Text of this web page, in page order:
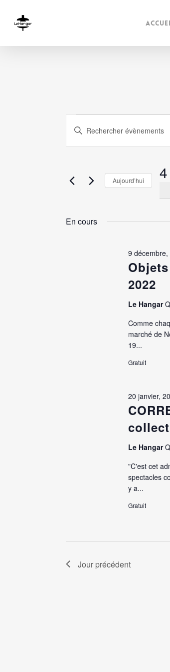
4
février,
Recherche
et
navigation
de
vues
Saisir
Évènements
clé.
Aujourd’hui
En cours
2022
9
Le Hangar
Comme
marché de
19...
Gratuit
20 janvier,
Le Hangar
"C'est cet
spectacles
y a...
Gratuit
Jour précédent